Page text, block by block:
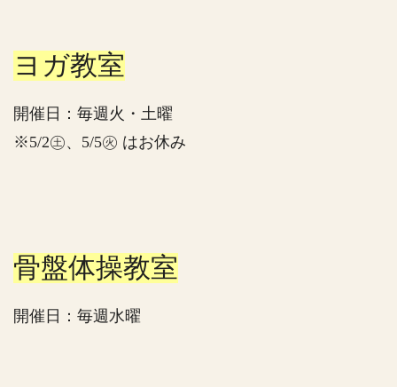
ヨガ教室
開催日：毎週火・土曜
※5/2㊏、5/5㊋ はお休み
骨盤体操教室
開催日：毎週水曜